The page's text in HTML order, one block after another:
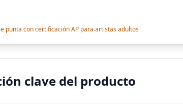
punta con certificación AP para artistas adultos
clave del producto